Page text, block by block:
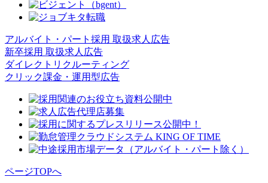
アルバイト・パート採用 取扱求人広告
新卒採用 取扱求人広告
ダイレクトリクルーティング
クリック課金・運用型広告
ページTOPへ